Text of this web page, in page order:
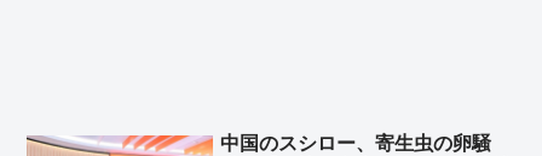
中国のスシロー、寄生虫の卵騒